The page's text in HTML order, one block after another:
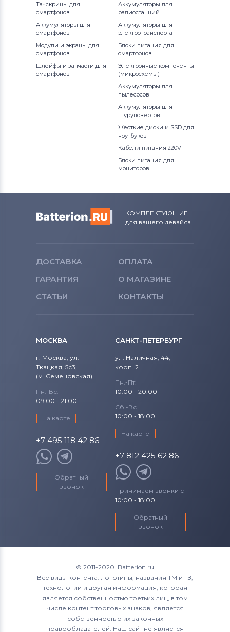
Тачскрины для
смартфонов
Аккумуляторы для
смартфонов
Модули и экраны для
смартфонов
Шлейфы и запчасти для
смартфонов
Аккумуляторы для
радиостанций
Аккумуляторы для
электротранспорта
Блоки питания для
смартфонов
Электронные компоненты
(микросхемы)
Аккумуляторы для
пылесосов
Аккумуляторы для
шуруповертов
Жесткие диски и SSD для
ноутбуков
Кабели питания 220V
Блоки питания для
мониторов
КОМПЛЕКТУЮЩИЕ
для вашего девайса
ДОСТАВКА
ОПЛАТА
ГАРАНТИЯ
О МАГАЗИНЕ
СТАТЬИ
КОНТАКТЫ
МОСКВА
г. Москва, ул.
Ткацкая, 5с3,
(м. Семеновская)
Пн.-Вс.
09:00 - 21:00
На карте
+7 495 118 42 86
Обратный
звонок
САНКТ-ПЕТЕРБУРГ
ул. Наличная, 44,
корп. 2
Пн.-Пт.
10:00 - 20:00
Сб.-Вс.
10:00 - 18:00
На карте
+7 812 425 62 86
Принимаем звонки с
10:00 - 18:00
Обратный
звонок
© 2011-2020. Batterion.ru
Все виды контента: логотипы, названия ТМ и ТЗ,
технологии и другая информация, которая
является собственностью третьих лиц, в том
числе контент торговых знаков, является
собственностью их законных
правообладателей. Наш сайт не является